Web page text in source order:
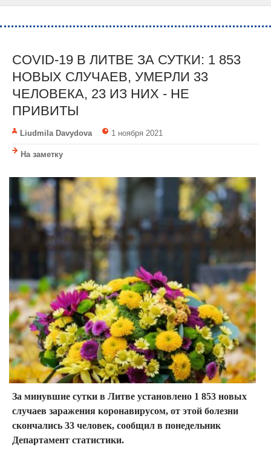
COVID-19 В ЛИТВЕ ЗА СУТКИ: 1 853
НОВЫХ СЛУЧАЕВ, УМЕРЛИ 33
ЧЕЛОВЕКА, 23 ИЗ НИХ - НЕ
ПРИВИТЫ
Liudmila Davydova 1 ноября 2021
На заметку
За минувшие сутки в Литве установлено 1 853 новых
случаев заражения коронавирусом, от этой болезни
скончались 33 человек, сообщил в понедельник
Департамент статистики.